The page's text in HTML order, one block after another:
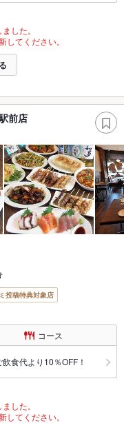
した。
てください。
前店
投稿特典対象店
コース
食代より10％OFF！
した。
てください。